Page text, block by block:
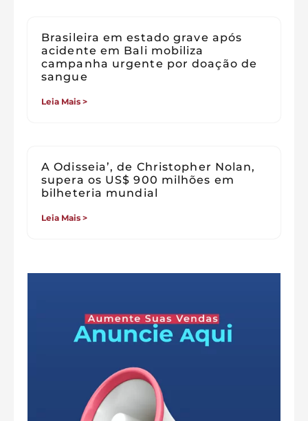
Brasileira em estado grave após
acidente em Bali mobiliza
campanha urgente por doação de
sangue
Leia Mais >
A Odisseia’, de Christopher Nolan,
supera os US$ 900 milhões em
bilheteria mundial
Leia Mais >